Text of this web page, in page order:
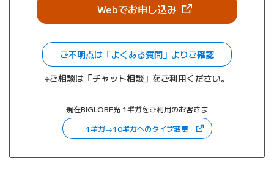
Webでお申し込み（新しいタブで開き
ご不明点は「よくある質問」よりご確認
※ご相談は「チャット相談」をご利用ください。
現在BIGLOBE光 1ギガをご利用のお客さま
1ギガ→10ギガへのタイプ変更（新しいタブで開きます